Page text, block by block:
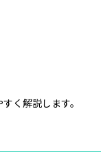
く解説します。